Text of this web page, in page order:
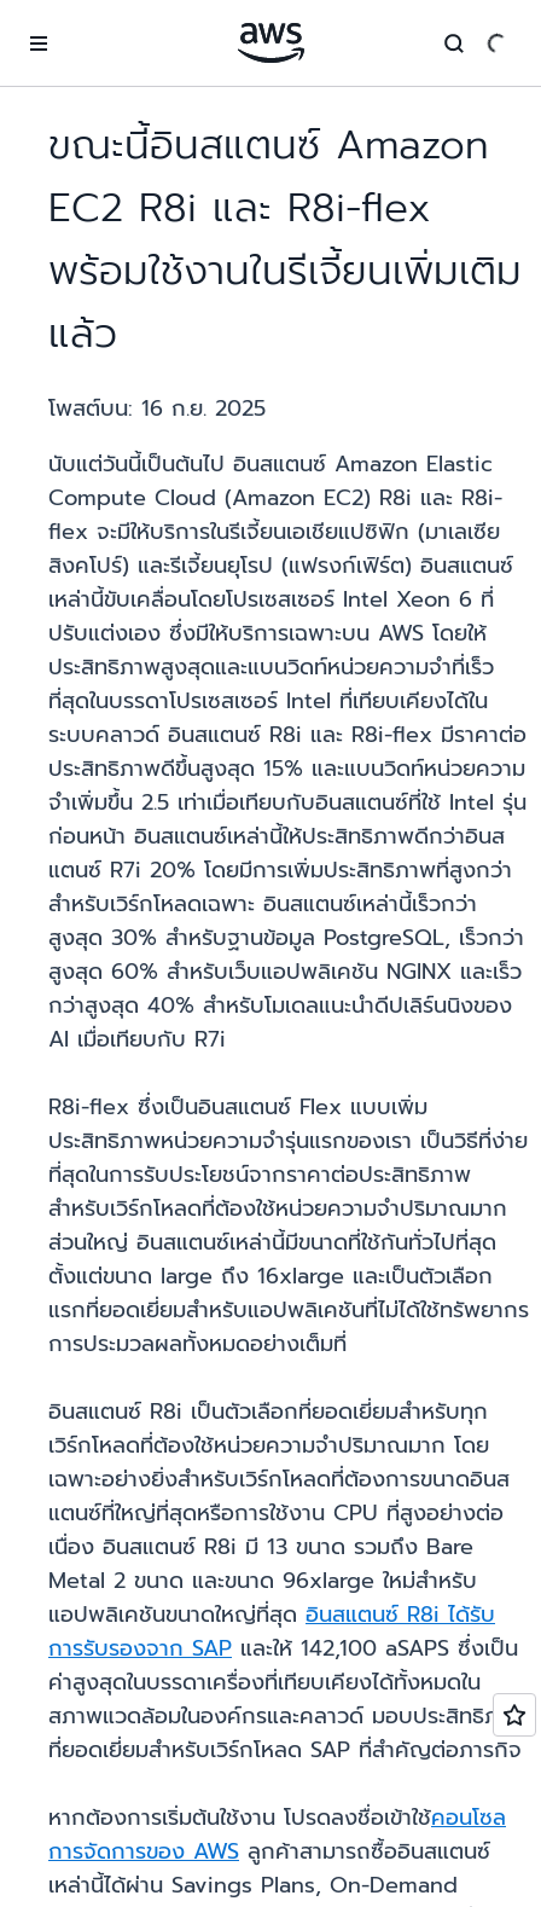
ขณะนี้อินสแตนซ์ Amazon
EC2 R8i และ R8i-flex
พร้อมใช้งานในรีเจี้ยนเพิ่มเติม
แล้ว
โพสต์บน: 16 ก.ย. 2025
นับแต่วันนี้เป็นต้นไป อินสแตนซ์ Amazon Elastic
Compute Cloud (Amazon EC2) R8i และ R8i-
flex จะมีให้บริการในรีเจี้ยนเอเชียแปซิฟิก (มาเลเซีย
สิงคโปร์) และรีเจี้ยนยุโรป (แฟรงก์เฟิร์ต) อินสแตนซ์
เหล่านี้ขับเคลื่อนโดยโปรเซสเซอร์ Intel Xeon 6 ที่
ปรับแต่งเอง ซึ่งมีให้บริการเฉพาะบน AWS โดยให้
ประสิทธิภาพสูงสุดและแบนวิดท์หน่วยความจำที่เร็ว
ที่สุดในบรรดาโปรเซสเซอร์ Intel ที่เทียบเคียงได้ใน
ระบบคลาวด์ อินสแตนซ์ R8i และ R8i-flex มีราคาต่อ
ประสิทธิภาพดีขึ้นสูงสุด 15% และแบนวิดท์หน่วยความ
จำเพิ่มขึ้น 2.5 เท่าเมื่อเทียบกับอินสแตนซ์ที่ใช้ Intel รุ่น
ก่อนหน้า อินสแตนซ์เหล่านี้ให้ประสิทธิภาพดีกว่าอินส
แตนซ์ R7i 20% โดยมีการเพิ่มประสิทธิภาพที่สูงกว่า
สำหรับเวิร์กโหลดเฉพาะ อินสแตนซ์เหล่านี้เร็วกว่า
สูงสุด 30% สำหรับฐานข้อมูล PostgreSQL, เร็วกว่า
สูงสุด 60% สำหรับเว็บแอปพลิเคชัน NGINX และเร็ว
กว่าสูงสุด 40% สำหรับโมเดลแนะนำดีปเลิร์นนิงของ
AI เมื่อเทียบกับ R7i
R8i-flex ซึ่งเป็นอินสแตนซ์ Flex แบบเพิ่ม
ประสิทธิภาพหน่วยความจำรุ่นแรกของเรา เป็นวิธีที่ง่าย
ที่สุดในการรับประโยชน์จากราคาต่อประสิทธิภาพ
สำหรับเวิร์กโหลดที่ต้องใช้หน่วยความจำปริมาณมาก
ส่วนใหญ่ อินสแตนซ์เหล่านี้มีขนาดที่ใช้กันทั่วไปที่สุด
ตั้งแต่ขนาด large ถึง 16xlarge และเป็นตัวเลือก
แรกที่ยอดเยี่ยมสำหรับแอปพลิเคชันที่ไม่ได้ใช้ทรัพยากร
การประมวลผลทั้งหมดอย่างเต็มที่
อินสแตนซ์ R8i เป็นตัวเลือกที่ยอดเยี่ยมสำหรับทุก
เวิร์กโหลดที่ต้องใช้หน่วยความจำปริมาณมาก โดย
เฉพาะอย่างยิ่งสำหรับเวิร์กโหลดที่ต้องการขนาดอินส
แตนซ์ที่ใหญ่ที่สุดหรือการใช้งาน CPU ที่สูงอย่างต่อ
เนื่อง อินสแตนซ์ R8i มี 13 ขนาด รวมถึง Bare
Metal 2 ขนาด และขนาด 96xlarge ใหม่สำหรับ
แอปพลิเคชันขนาดใหญ่ที่สุด อินสแตนซ์ R8i ได้รับ
การรับรองจาก SAP และให้ 142,100 aSAPS ซึ่งเป็น
ค่าสูงสุดในบรรดาเครื่องที่เทียบเคียงได้ทั้งหมดใน
สภาพแวดล้อมในองค์กรและคลาวด์ มอบประสิทธิภาพ
ที่ยอดเยี่ยมสำหรับเวิร์กโหลด SAP ที่สำคัญต่อภารกิจ
หากต้องการเริ่มต้นใช้งาน โปรดลงชื่อเข้าใช้คอนโซล
การจัดการของ AWS ลูกค้าสามารถซื้ออินสแตนซ์
เหล่านี้ได้ผ่าน Savings Plans, On-Demand